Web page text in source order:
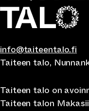
info@taiteentalo.fi
Taiteen talo,
Taiteen talo on
Taiteen talon